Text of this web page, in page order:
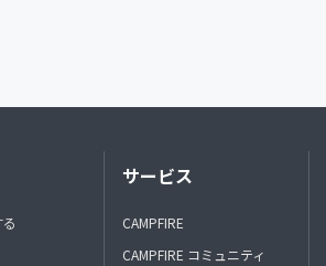
サービス
CAMPFIRE
CAMPFIRE コミュニティ